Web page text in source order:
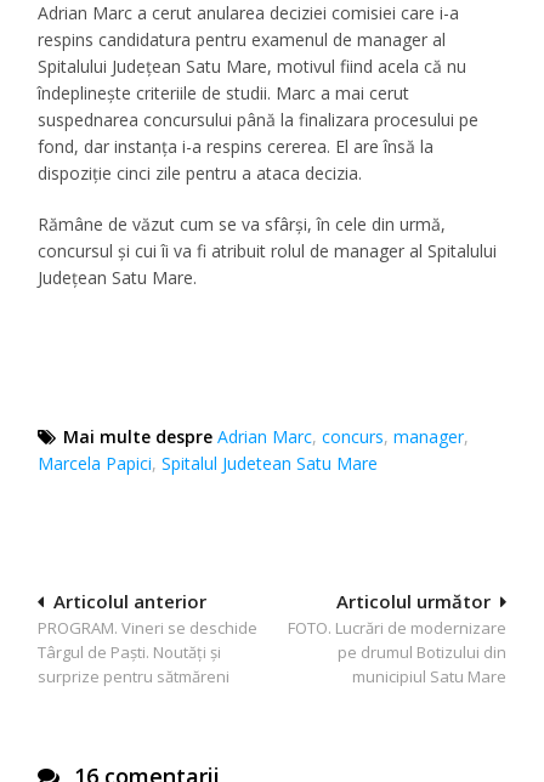
Adrian Marc a cerut anularea deciziei comisiei care i-a
respins candidatura pentru examenul de manager al
Spitalului Județean Satu Mare, motivul fiind acela că nu
îndeplinește criteriile de studii. Marc a mai cerut
suspednarea concursului până la finalizara procesului pe
fond, dar instanța i-a respins cererea. El are însă la
dispoziție cinci zile pentru a ataca decizia.
Rămâne de văzut cum se va sfârși, în cele din urmă,
concursul și cui îi va fi atribuit rolul de manager al Spitalului
Județean Satu Mare.
Mai multe despre Adrian Marc,concurs,manager,
Marcela Papici,Spitalul Judetean Satu Mare
Navigare
în
articole
Articolul următor
FOTO. Lucrări de modernizare
pe drumul Botizului din
municipiul Satu Mare
Articolul anterior
PROGRAM. Vineri se deschide
Târgul de Paști. Noutăți și
surprize pentru sătmăreni